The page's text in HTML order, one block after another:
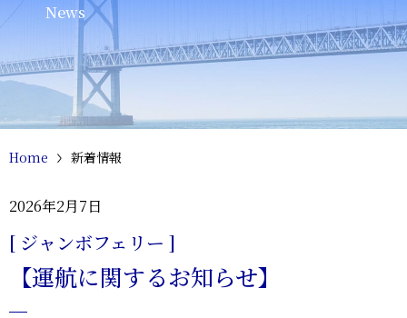
News
Home 新着情報
2026年2月7日
[ ジャンボフェリー ]
【運航に関するお知らせ】